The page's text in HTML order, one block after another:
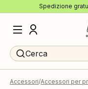
Spedizione
Cerca
Accessori Accessori per